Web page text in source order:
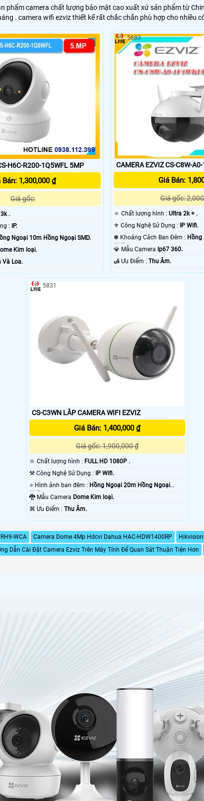
ƯA CHUỘNG NHẤT.
phẩm camera chất lượng bảo mật cao xuất xứ sản phẩm từ
. camera wifi ezviz thiết kế rất chắc chắn phù hợp cho nhiều
H6C-R200-1Q5WFL 5MP
Bán: 1,300,000 ₫
Giá gốc:
3k .
⚛️ Công Nghệ Sử Dụng :
IP.
Ngoại 10m Hồng Ngoại SMD.
Kim loại.
Và Loa.
CAMERA EZVIZ CS-C8W-
Giá Bán:
Giá gốc:
🔅 Chất lượng hình :Ultra 2k + .
⚜️ Công Nghệ Sử Dụng : IP Wifi.
❃ Khoảng Cách Ban Đêm : Hồng
SMD.💎 Mẫu Camera Ip67 360.
️🛃 Ưu Điểm :Thu Âm.
5683
CS-C3WN LẮP CAMERA WIFI EZVIZ
Giá Bán: 1,400,000 ₫
Giá gốc: 1,900,000 ₫
🔆 Chất lượng hình : FULL HD 1080P .
⚒ Công Nghệ Sử Dụng :
IP Wifi.
⭐ Hình ảnh ban đêm : Hồng Ngoại 20m Hồng Ngoại
SMD.🐉️ Mẫu Camera Dome Kim loại.
️⌘ Ưu Điểm :Thu Âm.
5831
WCA Camera Dome 4Mp Hdcvi Dahua HAC-HDW1400RP
Dẫn Cài Đặt Camera Ezviz Trên Máy Tính Để Quan Sát Thuận Tiện Hơn